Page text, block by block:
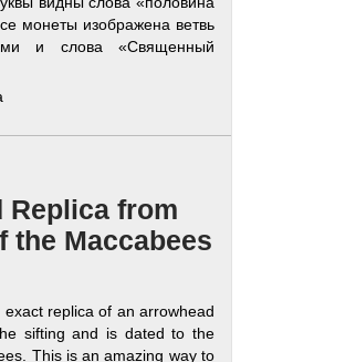
монеты изображена ветвь
и слова «Священный
Replica from
the Maccabees
replica of an arrowhead
sifting and is dated to the
This is an amazing way to